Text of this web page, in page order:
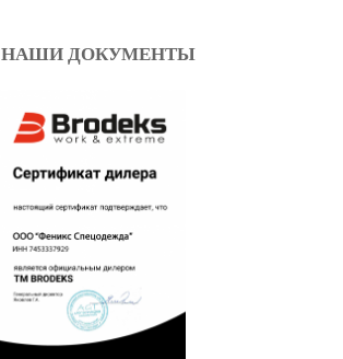
НАШИ ДОКУМЕНТЫ